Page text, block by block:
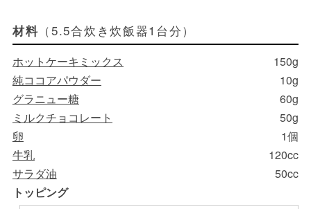
材料 （5.5合炊き炊飯器1台分）
ホットケーキミックス
150g
純ココアパウダー
10g
グラニュー糖
60g
ミルクチョコレート
50g
卵
1個
牛乳
120cc
サラダ油
50cc
トッピング